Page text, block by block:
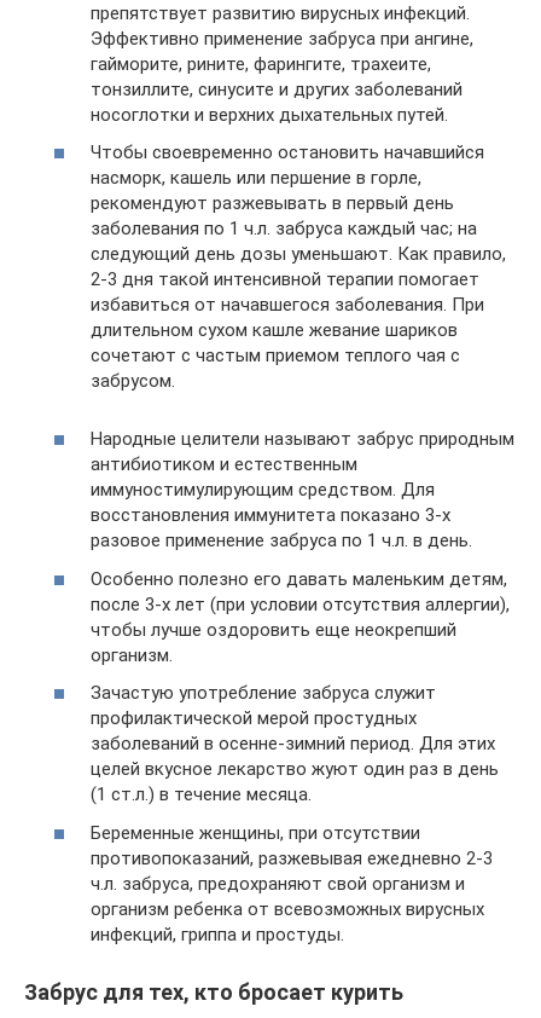
препятствует развитию вирусных инфекций.
Эффективно применение забруса при ангине,
гайморите, рините, фарингите, трахеите,
тонзиллите, синусите и других заболеваний
носоглотки и верхних дыхательных путей.
Чтобы своевременно остановить начавшийся
насморк, кашель или першение в горле,
рекомендуют разжевывать в первый день
заболевания по 1 ч.л. забруса каждый час; на
следующий день дозы уменьшают. Как правило,
2-3 дня такой интенсивной терапии помогает
избавиться от начавшегося заболевания. При
длительном сухом кашле жевание шариков
сочетают с частым приемом теплого чая с
забрусом.
Народные целители называют забрус природным
антибиотиком и естественным
иммуностимулирующим средством. Для
восстановления иммунитета показано 3-х
разовое применение забруса по 1 ч.л. в день.
Особенно полезно его давать маленьким детям,
после 3-х лет (при условии отсутствия аллергии),
чтобы лучше оздоровить еще неокрепший
организм.
Зачастую употребление забруса служит
профилактической мерой простудных
заболеваний в осенне-зимний период. Для этих
целей вкусное лекарство жуют один раз в день
(1 ст.л.) в течение месяца.
Беременные женщины, при отсутствии
противопоказаний, разжевывая ежедневно 2-3
ч.л. забруса, предохраняют свой организм и
организм ребенка от всевозможных вирусных
инфекций, гриппа и простуды.
Забрус для тех, кто бросает курить